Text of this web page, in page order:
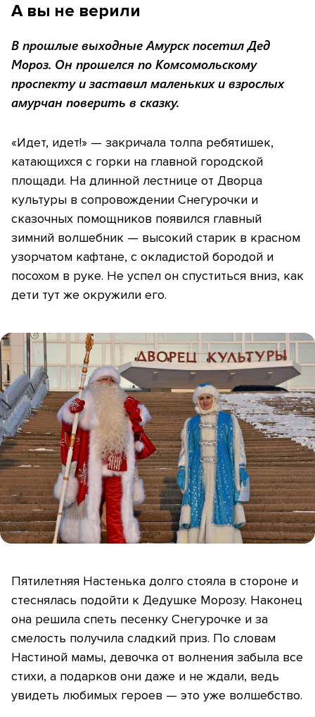
А вы не верили
В прошлые выходные Амурск посетил Дед
Мороз. Он прошелся по Комсомольскому
проспекту и заставил маленьких и взрослых
амурчан поверить в сказку.
«Идет, идет!» — закричала толпа ребятишек,
катающихся с горки на главной городской
площади. На длинной лестнице от Дворца
культуры в сопровождении Снегурочки и
сказочных помощников появился главный
зимний волшебник — высокий старик в красном
узорчатом кафтане, с окладистой бородой и
посохом в руке. Не успел он спуститься вниз, как
дети тут же окружили его.
Пятилетняя Настенька долго стояла в стороне и
стеснялась подойти к Дедушке Морозу. Наконец
она решила спеть песенку Снегурочке и за
смелость получила сладкий приз. По словам
Настиной мамы, девочка от волнения забыла все
стихи, а подарков они даже и не ждали, ведь
увидеть любимых героев — это уже волшебство.